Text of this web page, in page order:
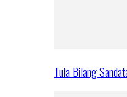
Tula Bilang